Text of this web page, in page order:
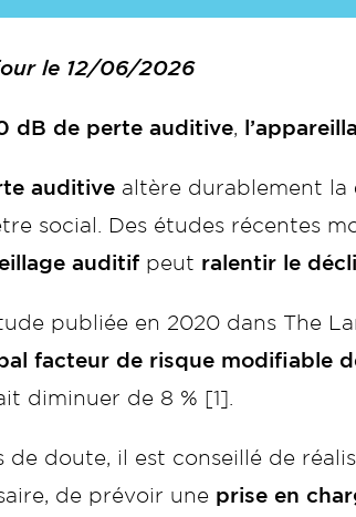
le 12/06/2026
dB de perte auditive,
auditive altère durablement la
social. Des études récentes
auditif peut ralentir le
publiée en 2020 dans The
facteur de risque modifiable
diminuer de 8 % [1].
de doute, il est conseillé de
de prévoir une prise en